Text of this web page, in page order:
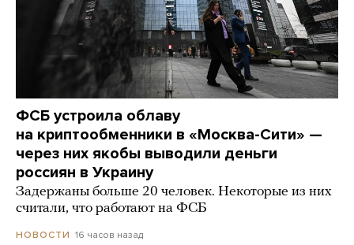
ФСБ устроила облаву
на криптообменники в «Москва-Сити» —
через них якобы выводили деньги
россиян в Украину
Задержаны больше 20 человек. Некоторые из них
считали, что работают на ФСБ
НОВОСТИ 16 часов назад